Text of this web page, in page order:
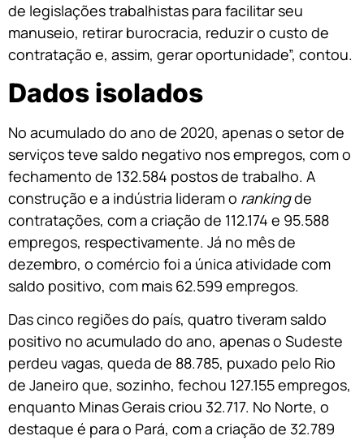
de legislações trabalhistas para facilitar seu
manuseio, retirar burocracia, reduzir o custo de
contratação e, assim, gerar oportunidade”, contou.
Dados isolados
No acumulado do ano de 2020, apenas o setor de
serviços teve saldo negativo nos empregos, com o
fechamento de 132.584 postos de trabalho. A
construção e a indústria lideram o rankingde
contratações, com a criação de 112.174 e 95.588
empregos, respectivamente. Já no mês de
dezembro, o comércio foi a única atividade com
saldo positivo, com mais 62.599 empregos.
Das cinco regiões do país, quatro tiveram saldo
positivo no acumulado do ano, apenas o Sudeste
perdeu vagas, queda de 88.785, puxado pelo Rio
de Janeiro que, sozinho, fechou 127.155 empregos,
enquanto Minas Gerais criou 32.717. No Norte, o
destaque é para o Pará, com a criação de 32.789